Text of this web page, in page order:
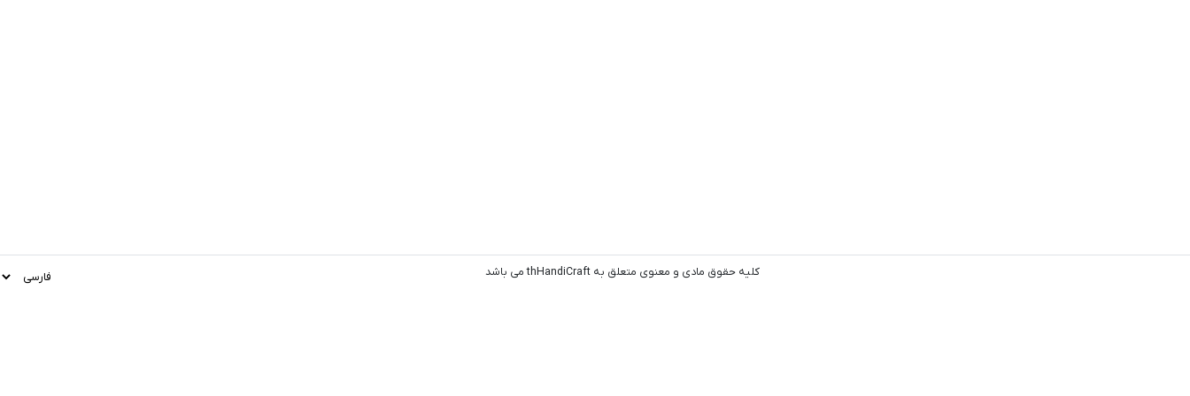
کلیه حقوق مادی و معنوی متعلق به thHandiCraft می باشد